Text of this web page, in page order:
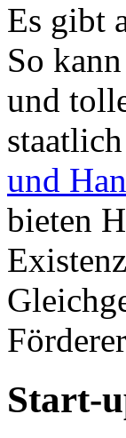
Es gibt
So
und
und
bieten
Start-